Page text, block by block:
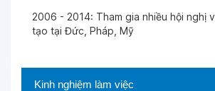
2006 - 2014: Tham gia nhiều hội nghị
tạo tại Đức, Pháp, Mỹ
Kinh nghiệm làm việc